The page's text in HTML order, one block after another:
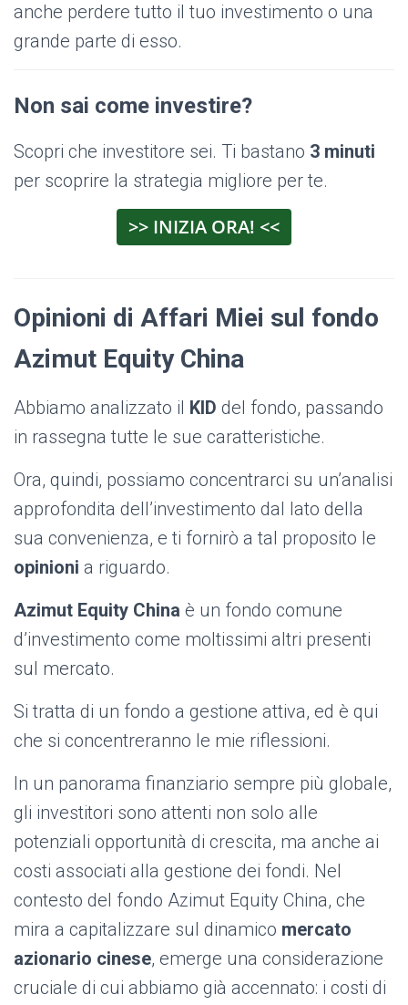
anche perdere tutto il tuo investimento o una
grande parte di esso.
Non sai come investire?
Scopri che investitore sei. Ti bastano 3 minuti
per scoprire la strategia migliore per te.
>> INIZIA ORA! <<
Opinioni di Affari Miei sul fondo
Azimut Equity China
Abbiamo analizzato il KID del fondo, passando
in rassegna tutte le sue caratteristiche.
Ora, quindi, possiamo concentrarci su un’analisi
approfondita dell’investimento dal lato della
sua convenienza, e ti fornirò a tal proposito le
opinioni a riguardo.
Azimut Equity China è un fondo comune
d’investimento come moltissimi altri presenti
sul mercato.
Si tratta di un fondo a gestione attiva, ed è qui
che si concentreranno le mie riflessioni.
In un panorama finanziario sempre più globale,
gli investitori sono attenti non solo alle
potenziali opportunità di crescita, ma anche ai
costi associati alla gestione dei fondi. Nel
contesto del fondo Azimut Equity China, che
mira a capitalizzare sul dinamico mercato
azionario cinese, emerge una considerazione
cruciale di cui abbiamo già accennato: i costi di